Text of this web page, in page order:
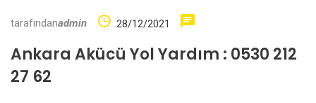
tarafındanadmin 28/12/2021
Ankara Akücü Yol Yardım : 0530 212
27 62